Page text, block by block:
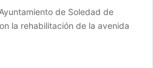
de Soledad de
la rehabilitación de la avenida